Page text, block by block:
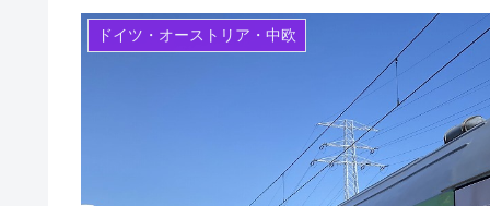
ドイツ・オーストリア・中欧